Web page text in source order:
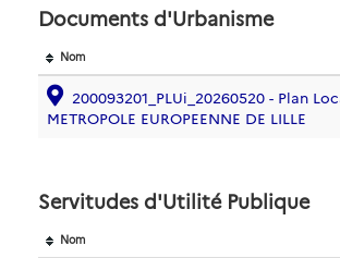
Documents d'Urbanisme
Nom
200093201_PLUi_20260520 - Plan
METROPOLE EUROPEENNE DE LILLE
Servitudes d'Utilité Publique
Nom